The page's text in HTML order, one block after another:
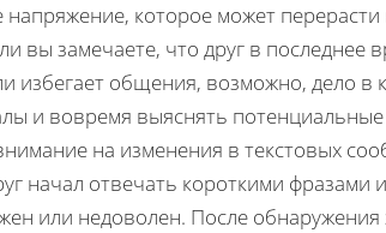
которое может
вы замечаете, что друг в последнее
избегает общения, возможно, дело в
и вовремя выяснять
на изменения в текстовых
начал отвечать короткими фразами
или недоволен. После обнаружения